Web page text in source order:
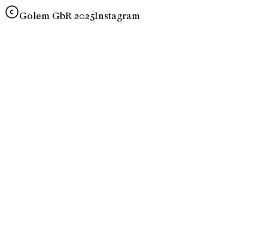
Golem GbR 2025Instagram